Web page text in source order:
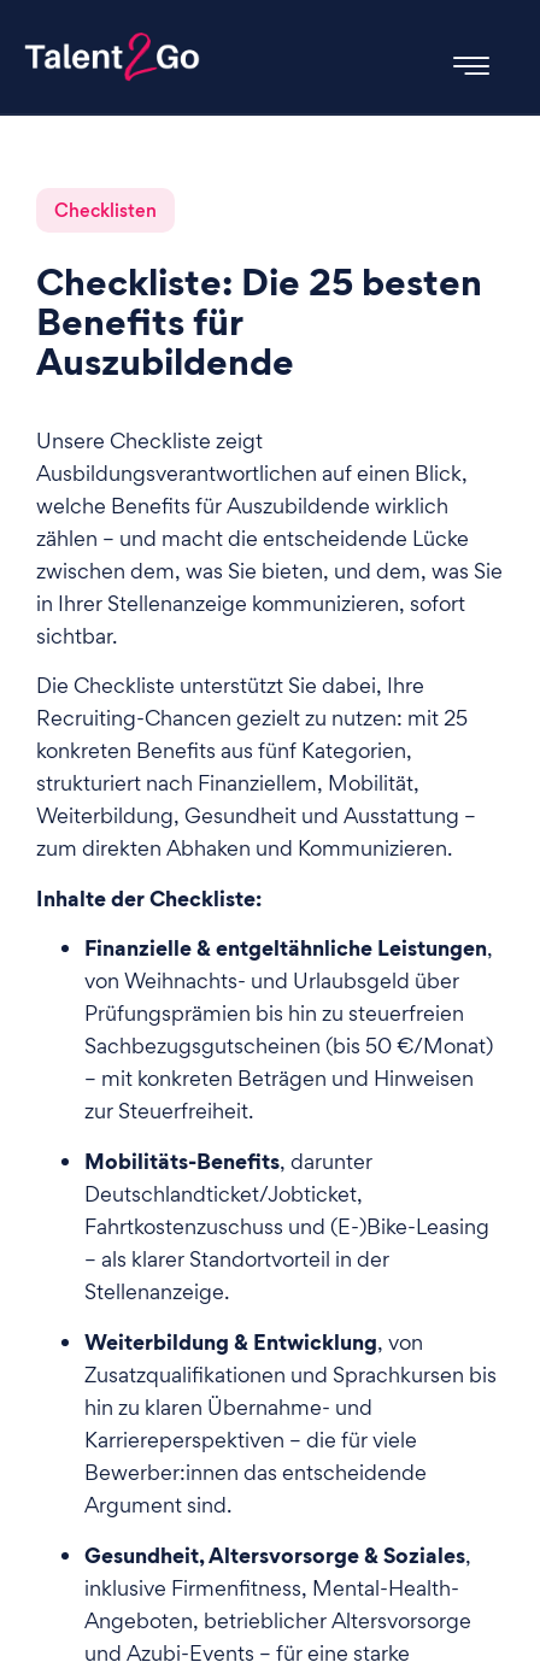
Checklisten
Checkliste: Die 25 besten
Benefits für
Auszubildende
Unsere Checkliste zeigt
Ausbildungsverantwortlichen auf einen Blick,
welche Benefits für Auszubildende wirklich
zählen – und macht die entscheidende Lücke
zwischen dem, was Sie bieten, und dem, was Sie
in Ihrer Stellenanzeige kommunizieren, sofort
sichtbar.
Die Checkliste unterstützt Sie dabei, Ihre
Recruiting-Chancen gezielt zu nutzen: mit 25
konkreten Benefits aus fünf Kategorien,
strukturiert nach Finanziellem, Mobilität,
Weiterbildung, Gesundheit und Ausstattung –
zum direkten Abhaken und Kommunizieren.
Inhalte der Checkliste:
Finanzielle & entgeltähnliche Leistungen,
von Weihnachts- und Urlaubsgeld über
Prüfungsprämien bis hin zu steuerfreien
Sachbezugsgutscheinen (bis 50 €/Monat)
– mit konkreten Beträgen und Hinweisen
zur Steuerfreiheit.
Mobilitäts-Benefits, darunter
Deutschlandticket/Jobticket,
Fahrtkostenzuschuss und (E-)Bike-Leasing
– als klarer Standortvorteil in der
Stellenanzeige.
Weiterbildung & Entwicklung, von
Zusatzqualifikationen und Sprachkursen bis
hin zu klaren Übernahme- und
Karriereperspektiven – die für viele
Bewerber:innen das entscheidende
Argument sind.
Gesundheit, Altersvorsorge & Soziales,
inklusive Firmenfitness, Mental-Health-
Angeboten, betrieblicher Altersvorsorge
und Azubi-Events – für eine starke